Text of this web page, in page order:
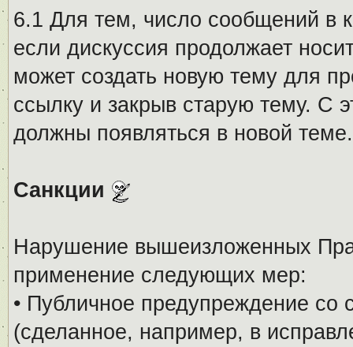
6.1 Для тем, число сообщений в
если дискуссия продолжает
может создать новую тему для
ссылку и закрыв старую тему. С
должны появляться в новой теме.
Санкции
Нарушение вышеизложенных
применение следующих мер:
• Публичное предупреждение
(сделанное, например, в